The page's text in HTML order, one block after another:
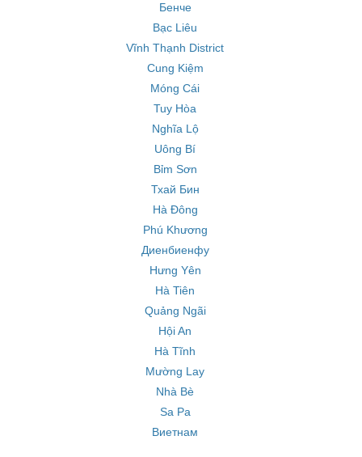
Бенче
Bạc Liêu
Vĩnh Thạnh District
Cung Kiệm
Móng Cái
Tuy Hòa
Nghĩa Lộ
Uông Bí
Bỉm Sơn
Тхай Бин
Hà Đông
Phú Khương
Диенбиенфу
Hưng Yên
Hà Tiên
Quảng Ngãi
Hội An
Hà Tĩnh
Mường Lay
Nhà Bè
Sa Pa
Виетнам